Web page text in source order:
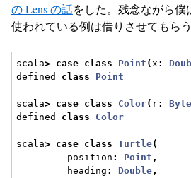
の Lens の話をした。残念ながら僕
使われている例は借りさせてもらう
scala> case class Point (x :
defined class Point
scala> case class Color( r: Byte
defined class Color
scala> case class Turtle(
position : Point ,
heading : Double,